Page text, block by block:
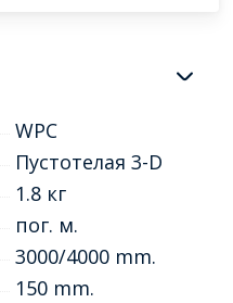
WPC
Пустотелая 3-D
1.8 кг
пог. м.
3000/4000 mm.
150 mm.